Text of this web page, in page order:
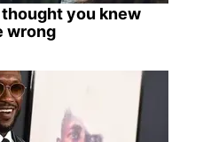
you knew
wrong